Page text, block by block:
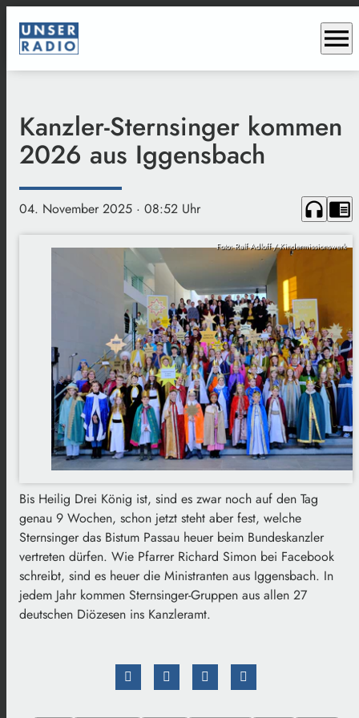
menu
Kanzler-Sternsinger kommen
2026 aus Iggensbach
04. November 2025 · 08:52 Uhr headphones chrome_reader_mode
Foto: Ralf Adloff / Kindermissionswerk
Bis Heilig Drei König ist, sind es zwar noch auf den Tag
genau 9 Wochen, schon jetzt steht aber fest, welche
Sternsinger das Bistum Passau heuer beim Bundeskanzler
vertreten dürfen. Wie Pfarrer Richard Simon bei Facebook
schreibt, sind es heuer die Ministranten aus Iggensbach. In
jedem Jahr kommen Sternsinger-Gruppen aus allen 27
deutschen Diözesen ins Kanzleramt.